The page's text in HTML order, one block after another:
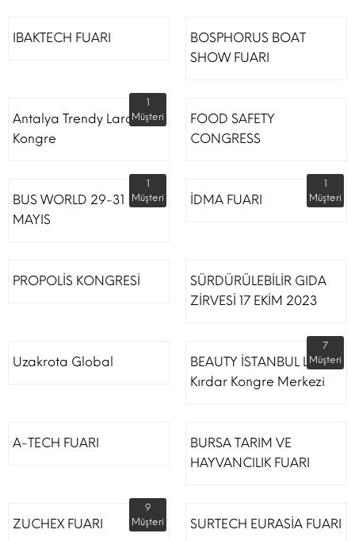
IBAKTECH FUARI
BOSPHORUS BOAT
SHOW FUARI
Antalya Trendy Lara Otel
Kongre
1
Müşteri
FOOD SAFETY
CONGRESS
BUS WORLD 29-31
MAYIS
1
Müşteri
İDMA FUARI
1
Müşteri
PROPOLİS KONGRESİ
SÜRDÜRÜLEBİLİR GIDA
ZİRVESİ 17 EKİM 2023
Uzakrota Global
BEAUTY İSTANBUL Lütfi
Kırdar Kongre Merkezi
7
Müşteri
A-TECH FUARI
BURSA TARIM VE
HAYVANCILIK FUARI
ZUCHEX FUARI
9
Müşteri
SURTECH EURASİA FUARI